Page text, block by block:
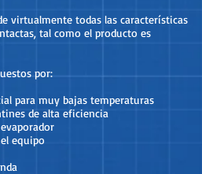
virtualmente todas las características
tal como el producto es
por:
para muy bajas temperaturas
de alta eficiencia
equipo